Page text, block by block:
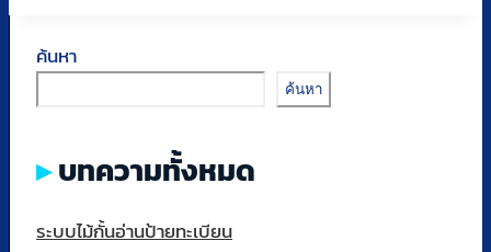
ค้นหา
ค้นหา
บทความทั้งหมด
ระบบไม้กั้นอ่านป้ายทะเบียน